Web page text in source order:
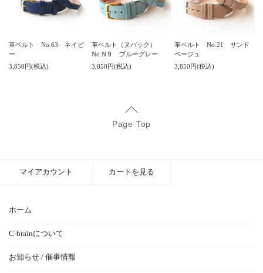
革ベルト No.63 ネイビ
ー
3,850円(税込)
革ベルト（ヌバック）
No.N９ ブルーグレー
3,850円(税込)
革ベルト No.21 サンド
ベージュ
3,850円(税込)
Page Top
ホーム
C-brainについて
お知らせ / 催事情報
マイアカウント カートを見る